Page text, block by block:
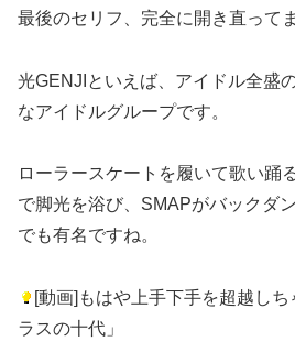
最後のセリフ、完全に開き直って
光GENJIといえば、アイドル全盛
なアイドルグループです。
ローラースケートを履いて歌い踊
で脚光を浴び、SMAPがバックダ
でも有名ですね。
[動画]もはや上手下手を超越し
ラスの十代」